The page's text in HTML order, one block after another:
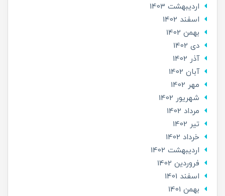
ارديبهشت 1403
اسفند 1402
بهمن 1402
دی 1402
آذر 1402
آبان 1402
مهر 1402
شهریور 1402
مرداد 1402
تير 1402
خرداد 1402
ارديبهشت 1402
فروردین 1402
اسفند 1401
بهمن 1401